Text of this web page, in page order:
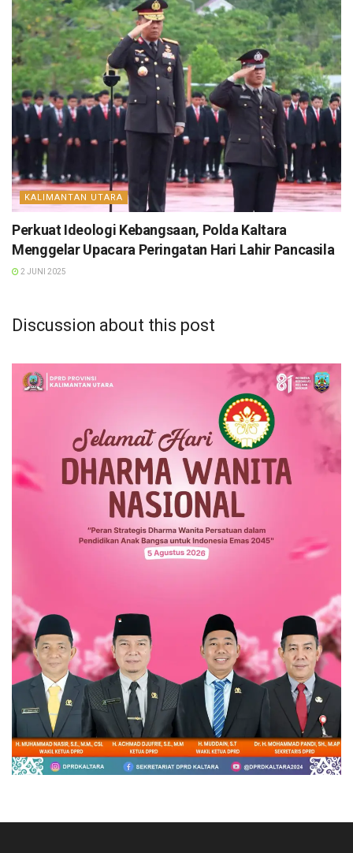
KALIMANTAN UTARA
Perkuat Ideologi Kebangsaan, Polda Kaltara
Menggelar Upacara Peringatan Hari Lahir Pancasila
2 JUNI 2025
Discussion about this post